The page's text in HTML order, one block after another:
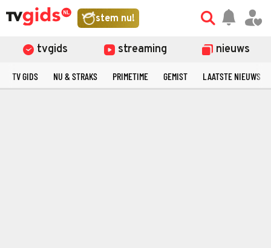
stem nu!
tvgids streaming nieuws
TV GIDS NU & STRAKS PRIMETIME GEMIST LAATSTE NIEUWS